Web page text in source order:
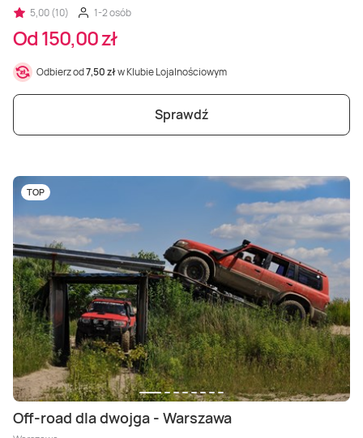
5,00 (10)
1-2 osób
Od 150,00 zł
Odbierz od7,50 złw Klubie Lojalnościowym
Sprawdź
TOP
Off-road dla dwojga - Warszawa